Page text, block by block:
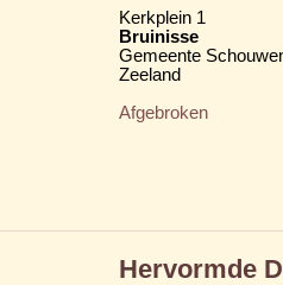
Kerkplein 1
Bruinisse
Gemeente
Zeeland
Afgebroken
Hervormde